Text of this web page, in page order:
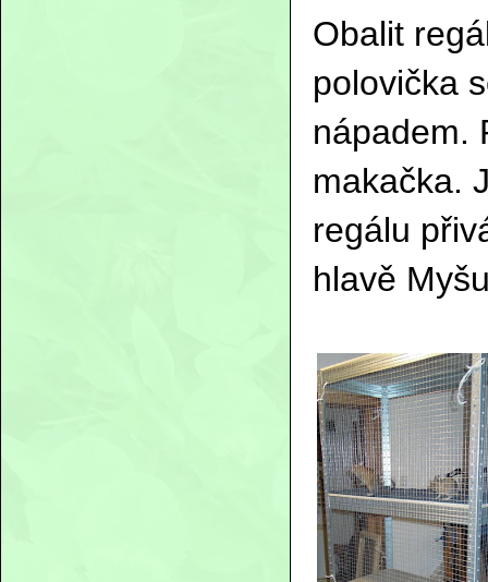
Obalit
polovička
nápadem.
makačka.
regálu
hlavě